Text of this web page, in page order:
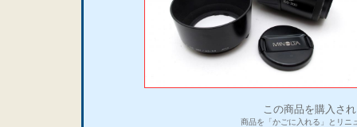
この商品を購入さ
商品を「かごに入れる」とリニ